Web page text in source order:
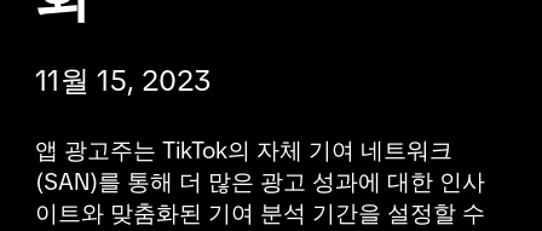
11월 15, 2023
앱 광고주는 TikTok의 자체 기여 네트워크
(SAN)를 통해 더 많은 광고 성과에 대한 인사
이트와 맞춤화된 기여 분석 기간을 설정할 수